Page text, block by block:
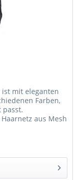
ist mit eleganten
Farben,
passt.
aus Mesh